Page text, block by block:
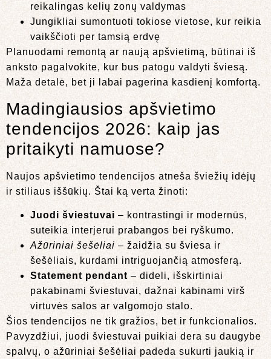
reikalingas kelių zonų valdymas
Jungikliai sumontuoti tokiose vietose, kur reikia
vaikščioti per tamsią erdvę
Planuodami remontą ar naują apšvietimą, būtinai iš
anksto pagalvokite, kur bus patogu valdyti šviesą.
Maža detalė, bet ji labai pagerina kasdienį komfortą.
Madingiausios apšvietimo
tendencijos 2026: kaip jas
pritaikyti namuose?
Naujos apšvietimo tendencijos atneša šviežių idėjų
ir stiliaus iššūkių. Štai ką verta žinoti:
Juodi šviestuvai – kontrastingi ir modernūs,
suteikia interjerui prabangos bei ryškumo.
Ažūriniai šešėliai – žaidžia su šviesa ir
šešėliais, kurdami intriguojančią atmosferą.
Statement pendant – dideli, išskirtiniai
pakabinami šviestuvai, dažnai kabinami virš
virtuvės salos ar valgomojo stalo.
Šios tendencijos ne tik gražios, bet ir funkcionalios.
Pavyzdžiui, juodi šviestuvai puikiai dera su daugybe
spalvų, o ažūriniai šešėliai padeda sukurti jaukią ir